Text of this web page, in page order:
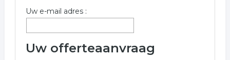
Uw e-mail adres :
Uw offerteaanvraag